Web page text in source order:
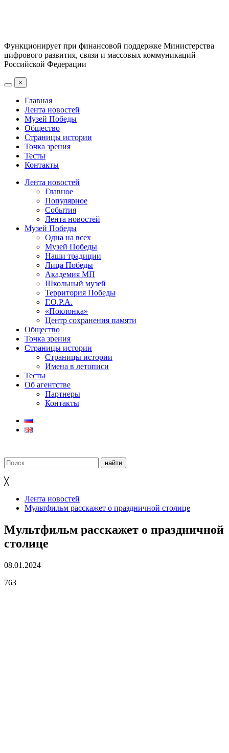
Функционирует при финансовой поддержке Министерства
цифрового развития, связи и массовых коммуникаций
Российской Федерации
×
Главная
Лента новостей
Музей Победы
Общество
Страницы истории
Точка зрения
Тесты
Контакты
Лента новостей
Главное
Популярное
События
Лента новостей
Музей Победы
Одна на всех
Музей Победы
Наши традиции
Лица Победы
Академия МП
Школьный музей
Территория Победы
Г.О.Р.А.
«Поклонка»
Центр сохранения памяти
Общество
Точка зрения
Страницы истории
Страницы истории
Имена в летописи
Тесты
Об агентстве
Партнеры
Контакты
╳
Лента новостей
Мультфильм расскажет о праздничной столице
Мультфильм расскажет о праздничной
столице
08.01.2024
763